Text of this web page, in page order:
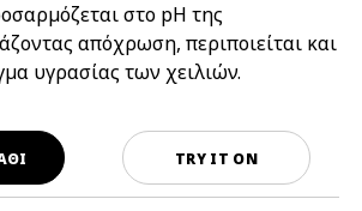
στο pH της
απόχρωση, περιποιείται και
υγρασίας των χειλιών.
TRY IT ON